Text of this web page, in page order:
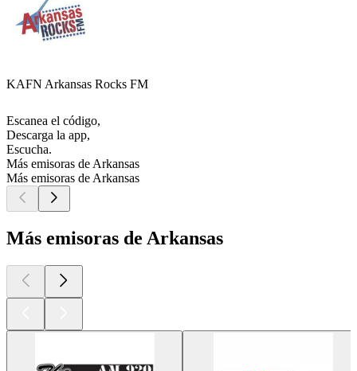
KAFN Arkansas Rocks FM
Escanea el código,
Descarga la app,
Escucha.
Más emisoras de Arkansas
Más emisoras de Arkansas
Más emisoras de Arkansas